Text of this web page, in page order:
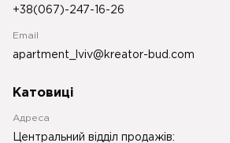
+38(067)-247-16-26
Email
apartment_lviv@kreator-bud.com
Катовиці
Адреса
Центральний відділ продажів: